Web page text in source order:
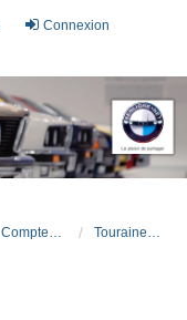
Connexion
Comptes rendus de meetings Touraine 2013